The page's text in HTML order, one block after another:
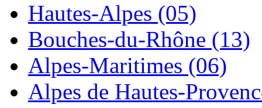
Hautes-Alpes (05)
Bouches-du-Rhône (13)
Alpes-Maritimes (06)
Alpes de Hautes-